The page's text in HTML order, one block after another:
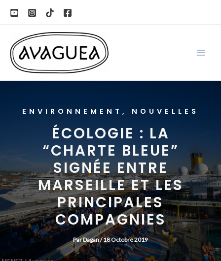
ENVIRONNEMENT , NOUVELLES
ÉCOLOGIE : LA
“CHARTE BLEUE”
SIGNÉE ENTRE
MARSEILLE ET LES
PRINCIPALES
COMPAGNIES
ParDagan/18 Octobre 2019